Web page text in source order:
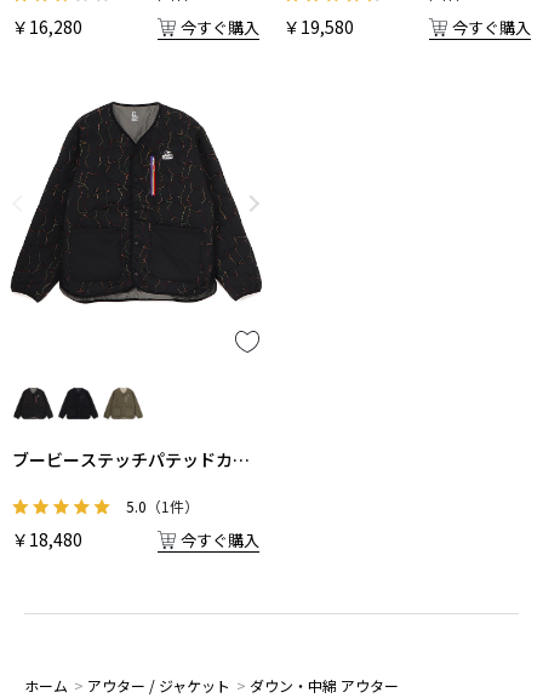
￥16,280 今すぐ購入 ￥19,580 今すぐ購入
ブービーステッチパテッドカー
5.0 （1件）
￥18,480 今すぐ購入
ホーム > アウター / ジャケット > ダウン・中綿 アウター